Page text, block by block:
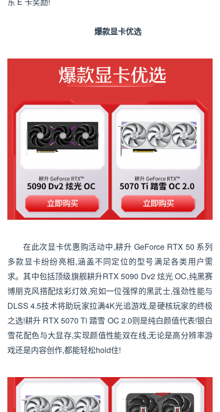
爆款显卡优选
在此次显卡优惠购活动中,耕升 GeForce RTX 50 系列
多款显卡纷纷亮相,涵盖不同定位的型号满足各类用户需
求。其中包括顶级旗舰耕升RTX 5090 Dv2 炫光 OC,纯黑赛
博朋克风搭配炫彩灯效,宛如一位强悍的黑武士,强劲性能与
DLSS 4.5技术将助玩家拉满4K光追游戏,是硬核玩家的终极
之选!耕升 RTX 5070 Ti 踏雪 OC 2.0则是纯白颜值代表!银白
雪花配色与大显存,实现颜值性能双在线,无论是高分辨率游
戏还是内容创作,都能轻松hold住!